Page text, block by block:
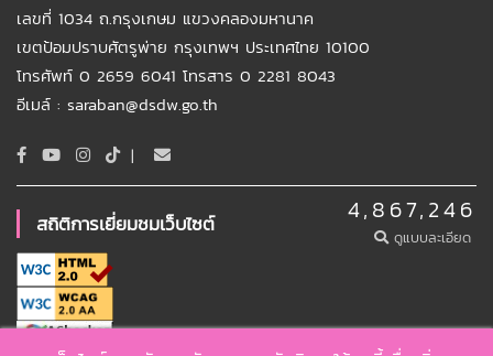
เลขที่ 1034 ถ.กรุงเกษม แขวงคลองมหานาค
เขตป้อมปราบศัตรูพ่าย กรุงเทพฯ ประเทศไทย 10100
โทรศัพท์ 0 2659 6041 โทรสาร 0 2281 8043
อีเมล์ : saraban@dsdw.go.th
|
สถิติการเยี่ยมชมเว็บไซต์ 4,867,246
ดูแบบละเอียด